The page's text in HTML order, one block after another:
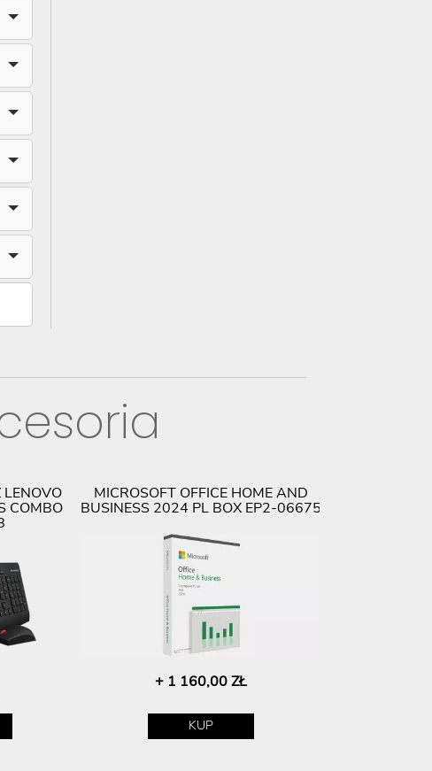
COMBO
MICROSOFT OFFICE HOME AND
BUSINESS 2024 PL BOX EP2-06675
+ 1 160,00 ZŁ
KUP